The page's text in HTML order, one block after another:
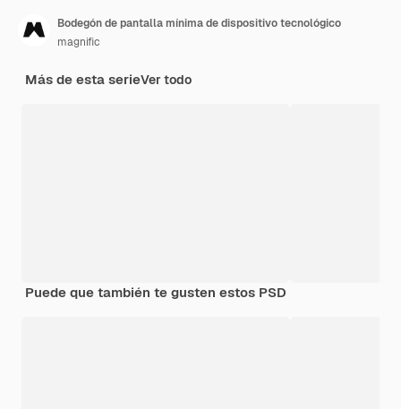
Bodegón de pantalla mínima de dispositivo tecnológico
magnific
Más de esta serieVer todo
Puede que también te gusten estos PSD